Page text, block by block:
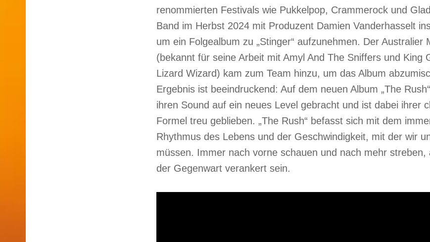
renommierten Festivals wie Pukkelpop, Crammerock und
Band im Herbst 2024 mit Produzent Damien Vanderhasselt
um ein Folgealbum zu „Stinger“ aufzunehmen. Der Australier
(bekannt für seine Arbeit mit Amyl And The Sniffers und King
Lizard Wizard) kam zum Team hinzu, um das Album
Ergebnis ist beeindruckend: Auf dem neuen Album „The
ihren Sound auf ein neues Level gebracht und ist dabei ihrer
Formel treu geblieben. „The Rush“ befasst sich mit dem
Rhythmus des Lebens und der Geschwindigkeit, mit der wir
müssen. Immer nach vorne schauen und nach mehr streben,
der Gegenwart verankert sein.